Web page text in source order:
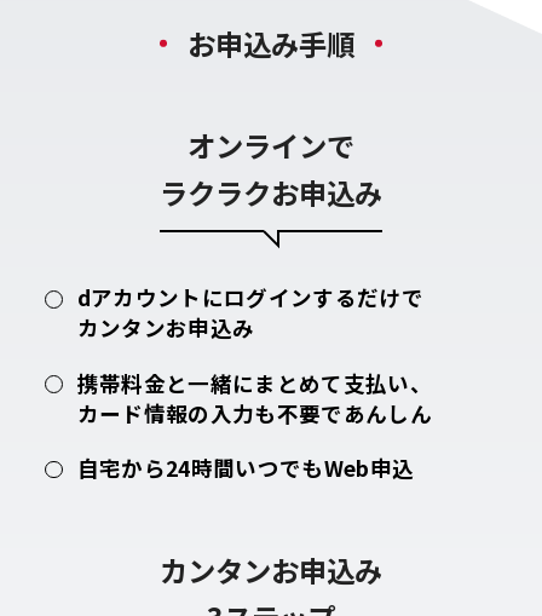
お申込み手順
オンラインで
ラクラクお申込み
dアカウントにログインするだけで
カンタンお申込み
携帯料金と一緒にまとめて支払い、
カード情報の入力も不要であんしん
自宅から24時間いつでもWeb申込
カンタンお申込み